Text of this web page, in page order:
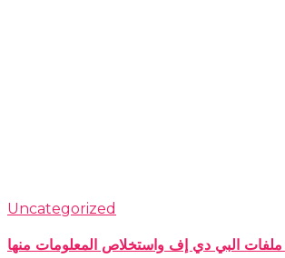
Uncategorized
ملفات البي دي إف واستخلاص المعلومات منها